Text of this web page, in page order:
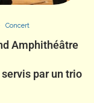
Concert
Amphithéâtre
par un trio